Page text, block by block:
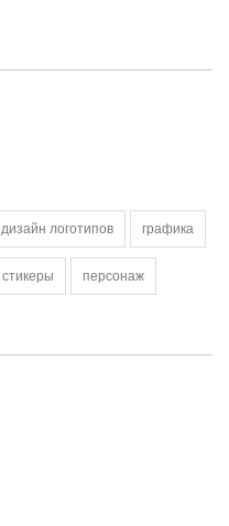
дизайн логотипов графика
стикеры персонаж